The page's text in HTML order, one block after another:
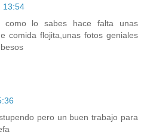
13:54
como lo sabes hace falta unas
comida flojita,unas fotos geniales
pero un buen trabajo para